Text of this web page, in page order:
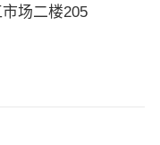
场二楼205